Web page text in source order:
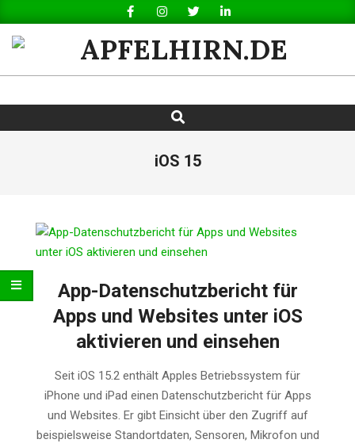
to
content
APFELHIRN.DE
Navigation
Search
iOS 15
App-Datenschutzbericht für
Apps und Websites unter iOS
aktivieren und einsehen
12
Seit iOS 15.2 enthält Apples Betriebssystem für
iPhone und iPad einen Datenschutzbericht für Apps
und Websites. Er gibt Einsicht über den Zugriff auf
beispielsweise Standortdaten, Sensoren, Mikrofon und